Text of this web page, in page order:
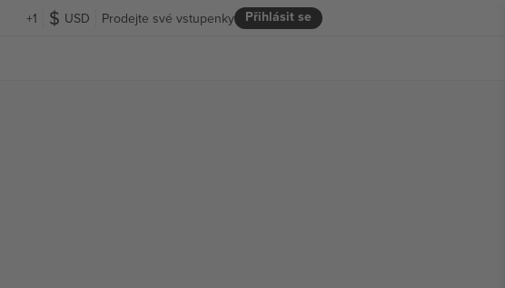
+1 USD Přihlásit se
Prodejte své vstupenky